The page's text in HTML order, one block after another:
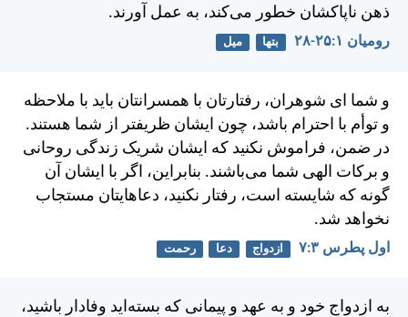
ذهن ناپاكشان خطور می‌كند، به عمل آورند.
رومیان ۱:‏۲۵-‏۲۸ بتها میل
و شما ای شوهران، رفتارتان با همسرانتان بايد با ملاحظه
و توأم با احترام باشد، چون ايشان ظريفتر از شما هستند.
در ضمن، فراموش نكنيد كه ايشان شريک زندگی روحانی
و بركات الهی شما می‌باشند. بنابراين، اگر با ايشان آن
گونه كه شايسته است، رفتار نكنيد، دعاهايتان مستجاب
نخواهد شد.
اول پطرس ۳:‏۷ ازدواج دعا رحمت
به ازدواج خود و به عهد و پيمانی كه بسته‌ايد وفادار باشيد،